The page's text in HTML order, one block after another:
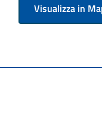
Visualizza in